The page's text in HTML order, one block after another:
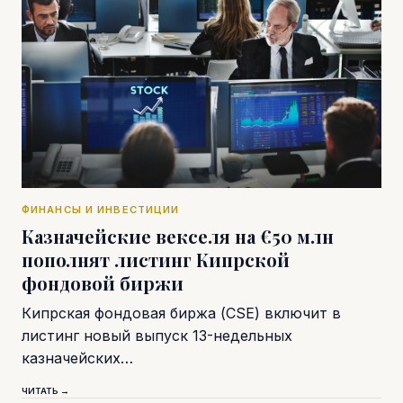
ФИНАНСЫ И ИНВЕСТИЦИИ
Казначейские векселя на €50 млн
пополнят листинг Кипрской
фондовой биржи
Кипрская фондовая биржа (CSE) включит в
листинг новый выпуск 13-недельных
казначейских…
ЧИТАТЬ →